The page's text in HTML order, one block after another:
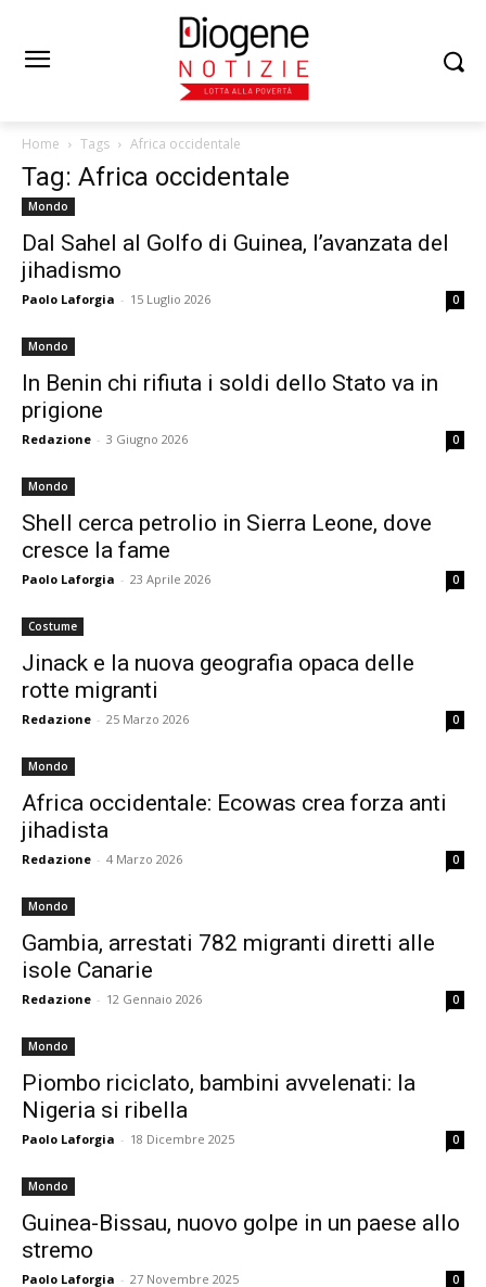
Home Tags Africa occidentale
Tag: Africa occidentale
Mondo
Dal Sahel al Golfo di Guinea, l’avanzata del
jihadismo
Paolo Laforgia - 15 Luglio 2026 0
Mondo
In Benin chi rifiuta i soldi dello Stato va in
prigione
Redazione - 3 Giugno 2026 0
Mondo
Shell cerca petrolio in Sierra Leone, dove
cresce la fame
Paolo Laforgia - 23 Aprile 2026 0
Costume
Jinack e la nuova geografia opaca delle
rotte migranti
Redazione - 25 Marzo 2026 0
Mondo
Africa occidentale: Ecowas crea forza anti
jihadista
Redazione - 4 Marzo 2026 0
Mondo
Gambia, arrestati 782 migranti diretti alle
isole Canarie
Redazione - 12 Gennaio 2026 0
Mondo
Piombo riciclato, bambini avvelenati: la
Nigeria si ribella
Paolo Laforgia - 18 Dicembre 2025 0
Mondo
Guinea-Bissau, nuovo golpe in un paese allo
stremo
Paolo Laforgia - 27 Novembre 2025 0